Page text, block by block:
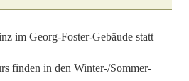
finden in den Winter-/Sommer-